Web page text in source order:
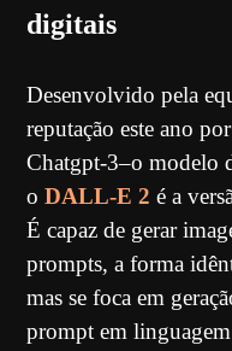
digitais
Desenvolvido pela
reputação este ano
Chatgpt-3–o modelo
oDALL-E 2 é a
É capaz de gerar
prompts, a forma
mas se foca em
prompt em